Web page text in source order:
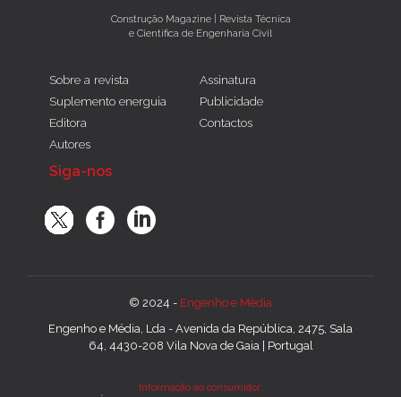
Construção Magazine | Revista Técnica
e Científica de Engenharia Civil
Sobre a revista
Suplemento energuia
Editora
Autores
Assinatura
Publicidade
Contactos
Siga-nos
© 2024 - Engenho e Média
Engenho e Média, Lda - Avenida da República, 2475, Sala
64, 4430-208 Vila Nova de Gaia | Portugal
Informação ao consumidor: